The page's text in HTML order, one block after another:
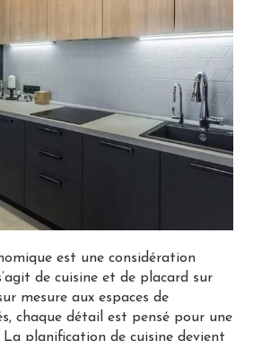
est une considération
de cuisine et de placard sur
mesure aux espaces de
chaque détail est pensé pour une
planification de cuisine devient